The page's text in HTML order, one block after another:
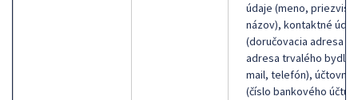
údaje (meno,
názov), kontaktné
(doručovacia adresa
adresa trvalého
mail, telefón), účtovné
(číslo bankového